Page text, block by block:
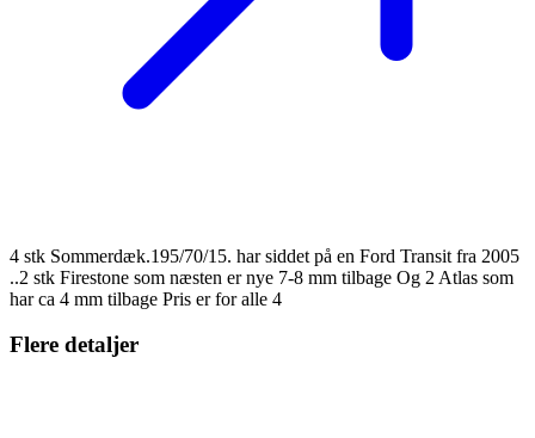
4 stk Sommerdæk.195/70/15. har siddet på en Ford Transit fra 2005
..2 stk Firestone som næsten er nye 7-8 mm tilbage Og 2 Atlas som
har ca 4 mm tilbage Pris er for alle 4
Flere detaljer